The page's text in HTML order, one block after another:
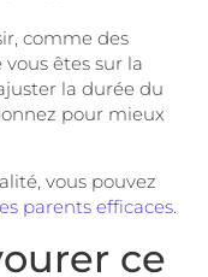
comme des
vous êtes sur la
la durée du
pour mieux
vous pouvez
parents efficaces.
ce